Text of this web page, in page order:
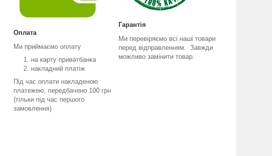
Оплата
Ми приймаємо оплату
на карту приватбанка
накладний платіж
Під час оплати накладеною
платежею, передбачено 100 грн
(тільки під час першого
замовлення)
Гарантія
Ми перевіряємо всі наші товари
перед відправленням. Завжди
можливо замінити товар.